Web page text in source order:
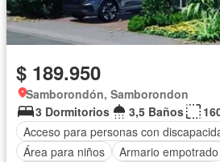
$ 189.950
Samborondón, Samborondon
3 Dormitorios
3,5 Baños
Acceso para personas con
Área para niños
Armario empotrado